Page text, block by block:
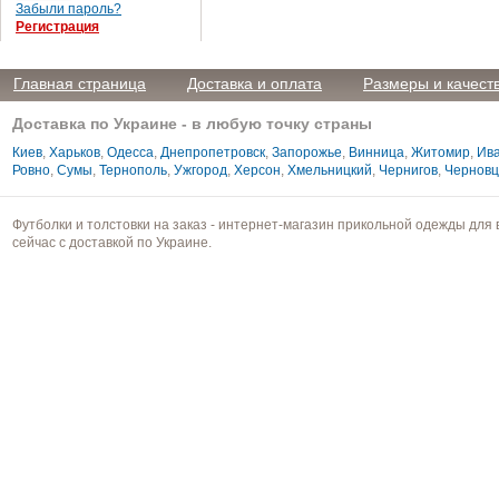
Забыли пароль?
Регистрация
Главная страница Доставка и оплата Размеры и
Доставка по Украине - в любую точку страны
Киев, Харьков, Одесса, Днепропетровск, Запорожье, Винница, Житомир,
Ровно, Сумы, Тернополь, Ужгород, Херсон, Хмельницкий, Чернигов,
Футболки и толстовки на заказ - интернет-магазин прикольной одежды
сейчас с доставкой по Украине.